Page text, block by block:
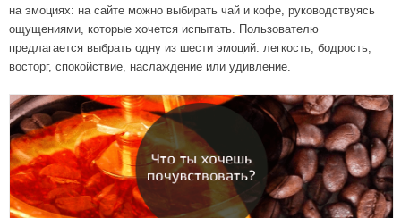
на эмоциях: на сайте можно выбирать чай и кофе, руководствуясь
ощущениями, которые хочется испытать. Пользователю
предлагается выбрать одну из шести эмоций: легкость, бодрость,
восторг, спокойствие, наслаждение или удивление.